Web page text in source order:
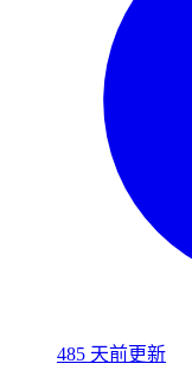
485 天前更新